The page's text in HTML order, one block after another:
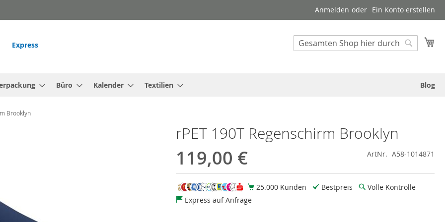
Anmelden Ein Konto erstellen
Suche
Suche
Express
Büro Kalender Textilien Blog
Brooklyn
rPET 190T Regenschirm Brooklyn
119,00 € ArtNr. A58-1014871
25.000 Kunden Bestpreis
Volle Kontrolle
Express auf Anfrage